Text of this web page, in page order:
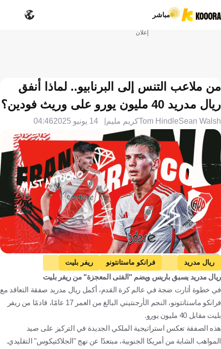
مباشر
إعلان
من ملاعب التنس إلى البرنابيو.. لماذا أنفق
ريال مدريد 40 مليون يورو على وريث فودين؟
Tom HindleSean Walsh كريم مليم 14 يونيو 2025 04:46
Getty
ريال مدريد فرانكو ماستانتونو
ريفر بليت
الدوري الإسباني
تحليلات كووورة مقالات وتقارير كرة قدمريال مدريد يسبق باريس ويضم "الفتى المعجزة" من ريفر بليت
في خطوة أثارت ضجة في عالم كرة القدم، أكمل ريال مدريد صفقة التعاقد مع
فرانكو ماستانتونو، النجم الأرجنتيني البالغ من العمر 17 عامًا، قادمًا من ريفر
بليت مقابل 40 مليون يورو.
هذه الصفقة تعكس استراتيجية الملكي الجديدة في التركيز على صيد
المواهب الشابة من أمريكا الجنوبية، مبتعدًا عن نهج "الجلاكتيكوس" التقليدي.